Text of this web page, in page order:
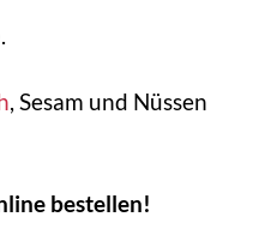
, Sesam und Nüssen
bestellen!